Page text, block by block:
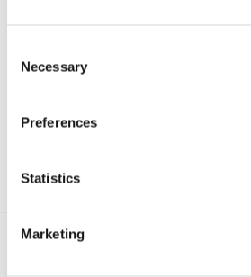
Selection
Necessary
Preferences
Statistics
Marketing